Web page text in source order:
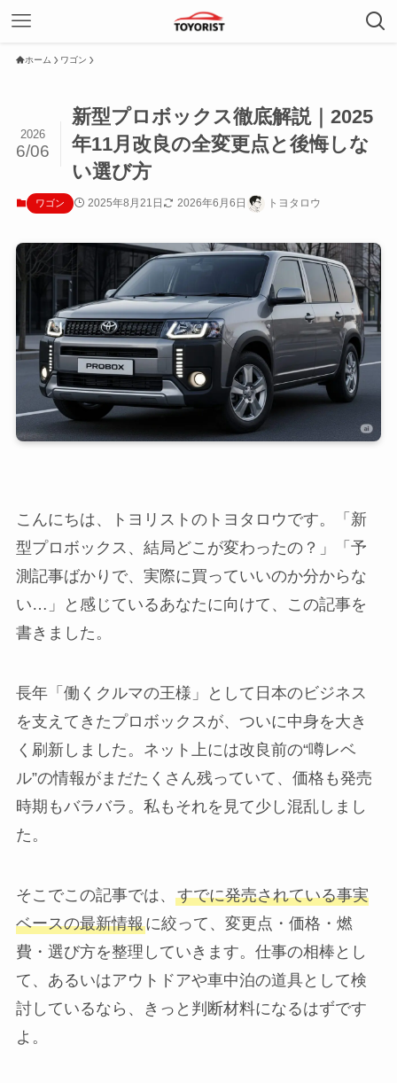
ホーム ワゴン
新型プロボックス徹底解説｜2025
年11月改良の全変更点と後悔しな
い選び方
2026
6/06
ワゴン 2025年8月21日 2026年6月6日 トヨタロウ
こんにちは、トヨリストのトヨタロウです。「新
型プロボックス、結局どこが変わったの？」「予
測記事ばかりで、実際に買っていいのか分からな
い…」と感じているあなたに向けて、この記事を
書きました。
長年「働くクルマの王様」として日本のビジネス
を支えてきたプロボックスが、ついに中身を大き
く刷新しました。ネット上には改良前の“噂レベ
ル”の情報がまだたくさん残っていて、価格も発売
時期もバラバラ。私もそれを見て少し混乱しまし
た。
そこでこの記事では、 すでに発売されている事実
ベースの最新情報に絞って、変更点・価格・燃
費・選び方を整理していきます。仕事の相棒とし
て、あるいはアウトドアや車中泊の道具として検
討しているなら、きっと判断材料になるはずです
よ。